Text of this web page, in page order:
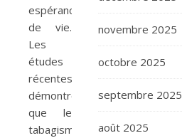
espérance
de vie.
Les
études
récentes
démontrent
que le
tabagisme
novembre 2025
octobre 2025
septembre 2025
août 2025